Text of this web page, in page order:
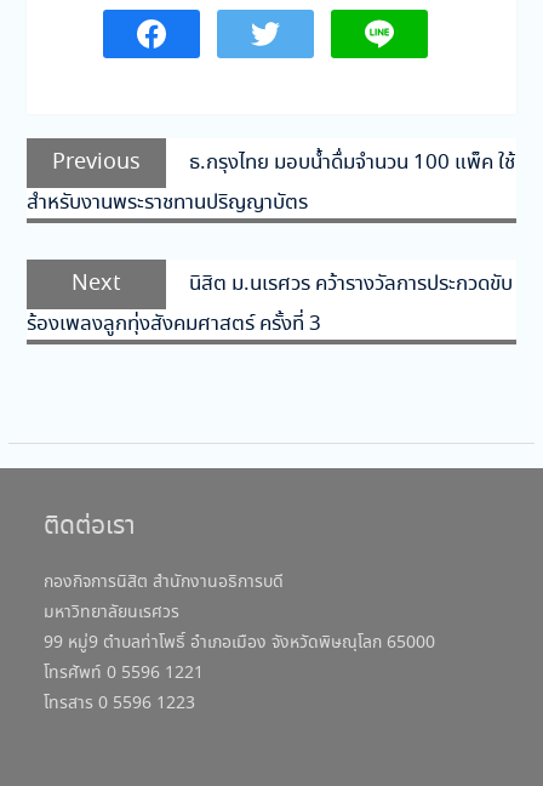
แนะแนว
เรื่อง
Previous
Previous
post:
ธ.กรุงไทย มอบน้ำดื่มจำนวน 100 แพ็ค ใช้
สำหรับงานพระราชทานปริญญาบัตร
Next
Next
post:
นิสิต ม.นเรศวร คว้ารางวัลการประกวดขับ
ร้องเพลงลูกทุ่งสังคมศาสตร์ ครั้งที่ 3
ติดต่อเรา
กองกิจการนิสิต สำนักงานอธิการบดี
มหาวิทยาลัยนเรศวร
99 หมู่9 ตำบลท่าโพธิ์ อำเภอเมือง จังหวัดพิษณุโลก 65000
โทรศัพท์ 0 5596 1221
โทรสาร 0 5596 1223